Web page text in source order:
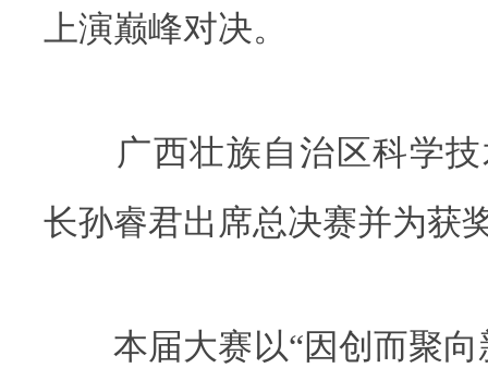
上演巅峰对决。
广西壮族自治区科学技
长孙睿君出席总决赛并为获
本届大赛以“因创而聚向